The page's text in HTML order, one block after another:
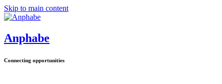
Skip to main content
Anphabe
Connecting opportunities